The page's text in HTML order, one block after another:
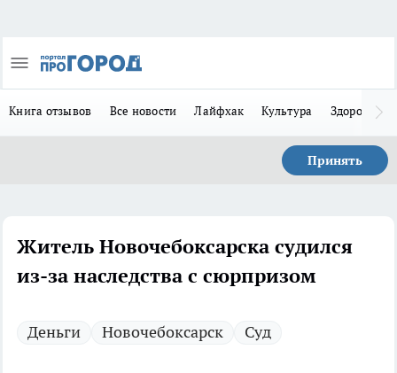
Книга отзывов Все новости Лайфхак Культура Здоровье
Принять
Житель Новочебоксарска судился
из-за наследства с сюрпризом
Деньги Новочебоксарск Суд